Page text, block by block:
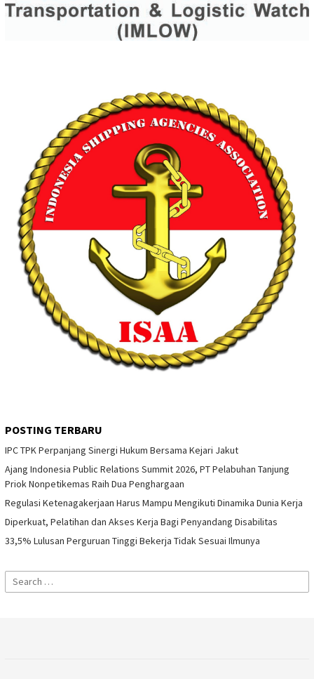
POSTING TERBARU
IPC TPK Perpanjang Sinergi Hukum Bersama Kejari Jakut
Ajang Indonesia Public Relations Summit 2026, PT Pelabuhan Tanjung
Priok Nonpetikemas Raih Dua Penghargaan
Regulasi Ketenagakerjaan Harus Mampu Mengikuti Dinamika Dunia Kerja
Diperkuat, Pelatihan dan Akses Kerja Bagi Penyandang Disabilitas
33,5% Lulusan Perguruan Tinggi Bekerja Tidak Sesuai Ilmunya
Search
for: